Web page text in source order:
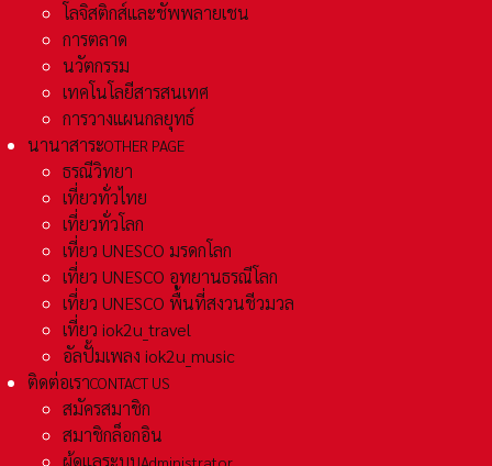
โลจิสติกส์และชัพพลายเชน
การตลาด
นวัตกรรม
เทคโนโลยีสารสนเทศ
การวางแผนกลยุทธ์
นานาสาระOTHER PAGE
ธรณีวิทยา
เที่ยวทั่วไทย
เที่ยวทั่วโลก
เที่ยว UNESCO มรดกโลก
เที่ยว UNESCO อุทยานธรณีโลก
เที่ยว UNESCO พื้นที่สงวนชีวมวล
เที่ยว iok2u_travel
อัลปั้มเพลง iok2u_music
ติดต่อเราCONTACT US
สมัครสมาชิก
สมาชิกล็อกอิน
ผู้ดูแลระบบAdministrator